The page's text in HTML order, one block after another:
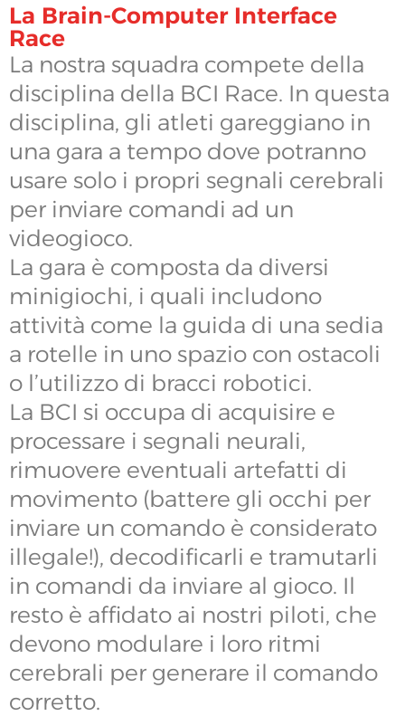
La Brain-Computer Interface
Race
La nostra squadra compete della
disciplina della BCI Race. In questa
disciplina, gli atleti gareggiano in
una gara a tempo dove potranno
usare solo i propri segnali cerebrali
per inviare comandi ad un
videogioco.
La gara è composta da diversi
minigiochi, i quali includono
attività come la guida di una sedia
a rotelle in uno spazio con ostacoli
o l’utilizzo di bracci robotici.
La BCI si occupa di acquisire e
processare i segnali neurali,
rimuovere eventuali artefatti di
movimento (battere gli occhi per
inviare un comando è considerato
illegale!), decodificarli e tramutarli
in comandi da inviare al gioco. Il
resto è affidato ai nostri piloti, che
devono modulare i loro ritmi
cerebrali per generare il comando
corretto.